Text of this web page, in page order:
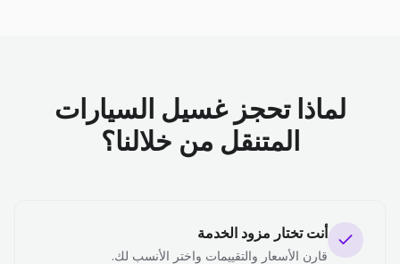
لماذا تحجز غسيل السيارات
المتنقل من خلالنا؟
أنت تختار مزود الخدمة
قارن الأسعار والتقييمات واختر الأنسب لك.